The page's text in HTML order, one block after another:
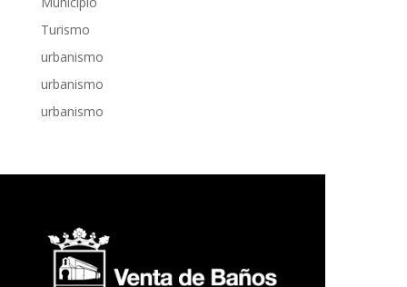
Turismo
urbanismo
urbanismo
urbanismo